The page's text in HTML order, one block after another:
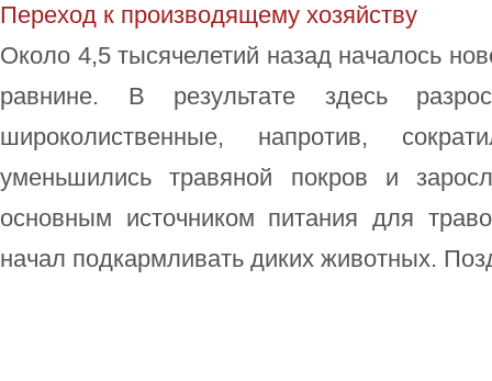
Переход к производящему хозяйству
Около 4,5 тысячелетий назад началось
равнине. В результате здесь
широколиственные, напротив,
уменьшились травяной покров и
основным источником питания для
начал подкармливать диких животных.